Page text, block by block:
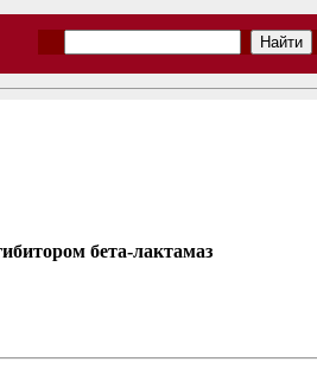
бета-лактамаз